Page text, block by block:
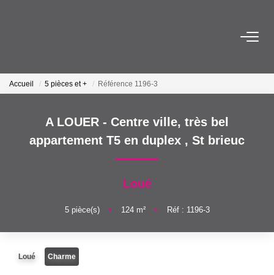
ESTIMER
FAIRE GÉRER
Accueil 5 pièces et + Référence 1196-3
A LOUER - Centre ville, très bel
appartement T5 en duplex , St brieuc
Loué
5pièce(s) • 124m² • Réf : 1196-3
Loué Charme